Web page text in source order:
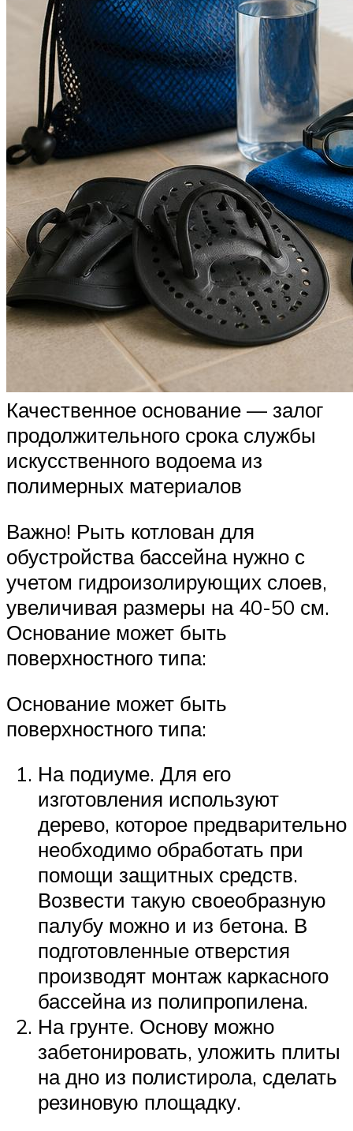
Качественное основание — залог
продолжительного срока службы
искусственного водоема из
полимерных материалов
Важно! Рыть котлован для
обустройства бассейна нужно с
учетом гидроизолирующих слоев,
увеличивая размеры на 40-50 см.
Основание может быть
поверхностного типа:
Основание может быть
поверхностного типа:
На подиуме. Для его
изготовления используют
дерево, которое предварительно
необходимо обработать при
помощи защитных средств.
Возвести такую своеобразную
палубу можно и из бетона. В
подготовленные отверстия
производят монтаж каркасного
бассейна из полипропилена.
На грунте. Основу можно
забетонировать, уложить плиты
на дно из полистирола, сделать
резиновую площадку.